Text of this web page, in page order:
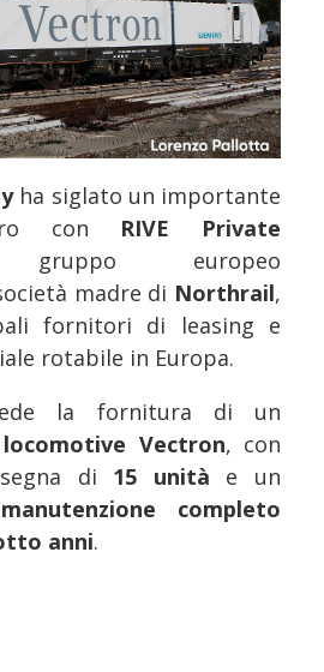
ha siglato un importante
con RIVE Private
europeo
madre di Northrail,
fornitori di leasing e
rotabile in Europa.
la fornitura di un
Vectron, con
di 15 unità e un
completo
anni.